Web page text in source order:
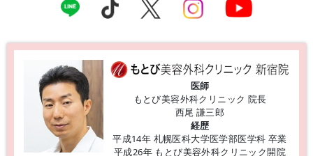
医師
もとび美容外科クリニック 院長
西尾 謙三郎
経歴
平成14年 札幌医科大学医学部医学科 卒業
平成26年 もとび美容外科クリニック開院